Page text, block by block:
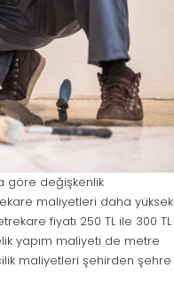
göre değişkenlik
maliyetleri daha yüksek
fiyatı 250 TL ile 300 TL
yapım maliyeti de metre
maliyetleri şehirden şehre